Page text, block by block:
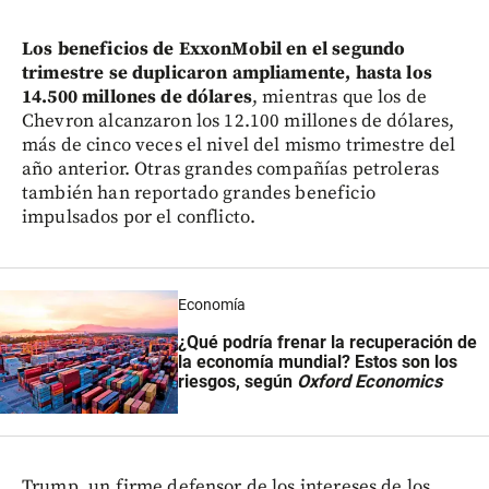
Los beneficios de ExxonMobil en el segundo
trimestre se duplicaron ampliamente, hasta los
14.500 millones de dólares, mientras que los de
Chevron alcanzaron los 12.100 millones de dólares,
más de cinco veces el nivel del mismo trimestre del
año anterior. Otras grandes compañías petroleras
también han reportado grandes beneficio
impulsados por el conflicto.
Economía
¿Qué podría frenar la recuperación de
la economía mundial? Estos son los
riesgos, según Oxford Economics